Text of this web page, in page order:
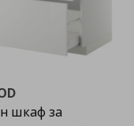
шкаф за